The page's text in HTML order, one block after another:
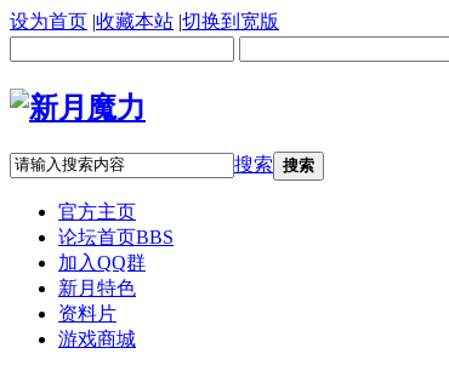
设为首页 |收藏本站 |切换到宽版
搜索 搜索
官方主页
论坛首页BBS
加入QQ群
新月特色
资料片
游戏商城